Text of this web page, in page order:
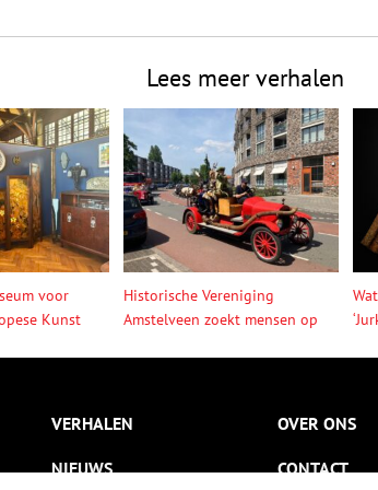
Lees meer verhalen
voor
Kunst
Historische Vereniging
Amstelveen zoekt mensen op
VERHALEN
NIEUWS
OVER ONS
CONTACT